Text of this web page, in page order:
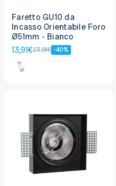
Faretto GU10 da
Incasso Orientabile Foro
Ø51mm - Bianco
13,91€23,18€ -40%